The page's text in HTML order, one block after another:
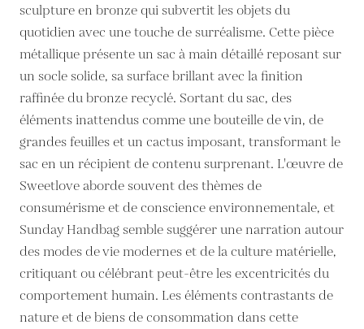
sculpture en bronze qui subvertit les objets du
quotidien avec une touche de surréalisme. Cette pièce
métallique présente un sac à main détaillé reposant sur
un socle solide, sa surface brillant avec la finition
raffinée du bronze recyclé. Sortant du sac, des
éléments inattendus comme une bouteille de vin, de
grandes feuilles et un cactus imposant, transformant le
sac en un récipient de contenu surprenant. L'œuvre de
Sweetlove aborde souvent des thèmes de
consumérisme et de conscience environnementale, et
Sunday Handbag semble suggérer une narration autour
des modes de vie modernes et de la culture matérielle,
critiquant ou célébrant peut-être les excentricités du
comportement humain. Les éléments contrastants de
nature et de biens de consommation dans cette